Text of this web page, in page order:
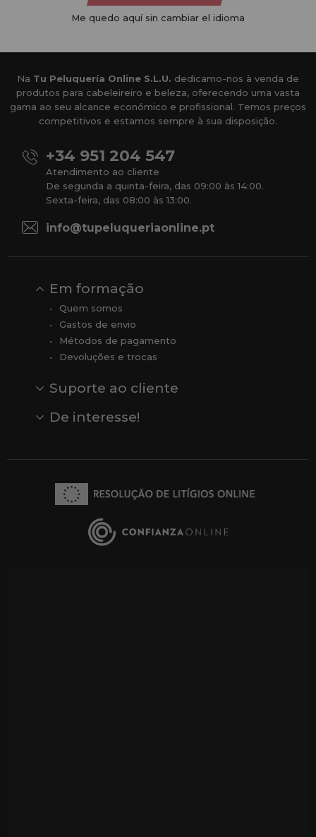
Na Tu Peluquería Online S.L.U. dedicamo-nos à venda de
produtos para cabeleireiro e beleza, oferecendo uma vasta
gama ao seu alcance económico e profissional. Temos preços
competitivos e estamos sempre à sua disposição.
+34 951 204 547
Atendimento ao cliente
De segunda a quinta-feira, das 09:00 às 14:00.
Sexta-feira, das 08:00 às 13:00.
info@tupeluqueriaonline.pt
Em formação
Quem somos
Gastos de envio
Métodos de pagamento
Devoluções e trocas
Suporte ao cliente
Comentários
Comentários do Google
De interesse!
Me quedo aquí sin cambiar el idioma